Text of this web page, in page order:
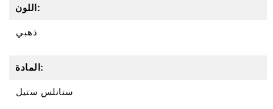
اللون:
ذهبي
المادة:
ستانلس ستيل